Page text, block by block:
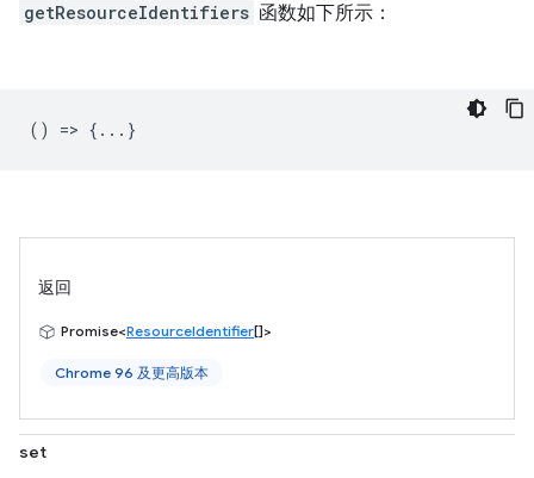
getResourceIdentifiers 函数如下所示：
() => {...}
返回
Promise<ResourceIdentifier[]>
Chrome 96 及更高版本
set